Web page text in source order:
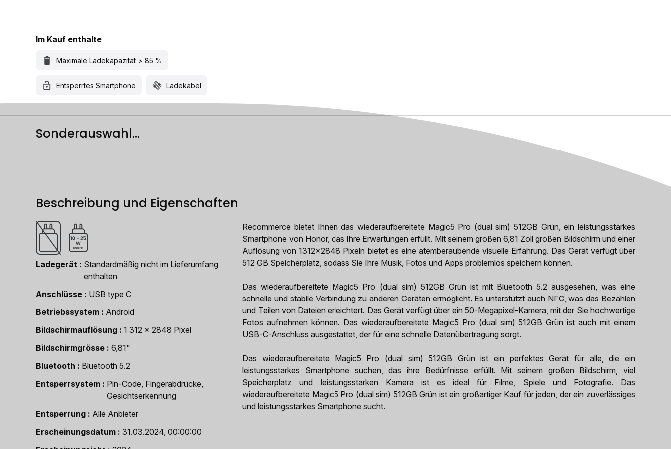
Im Kauf enthalte
Maximale Ladekapazität > 85 %
Entsperrtes Smartphone Ladekabel
Sonderauswahl...
Beschreibung und Eigenschaften
Ladegerät
Standardmäßig nicht im Lieferumfang
enthalten
Anschlüsse
USB type C
Betriebssystem
Android
Bildschirmauflösung
1 312 x 2848 Pixel
Bildschirmgrösse
6,81"
Bluetooth
Bluetooth 5.2
Entsperrsystem
Pin-Code, Fingerabdrücke,
Gesichtserkennung
Entsperrung
Alle Anbieter
Erscheinungsdatum
31.03.2024, 00:00:00
Recommerce bietet Ihnen das wiederaufbereitete Magic5 Pro (dual sim) 512GB Grün, ein leistungsstarkes
Smartphone von Honor, das Ihre Erwartungen erfüllt. Mit seinem großen 6,81 Zoll großen Bildschirm und einer
Auflösung von 1312x2848 Pixeln bietet es eine atemberaubende visuelle Erfahrung. Das Gerät verfügt über
512 GB Speicherplatz, sodass Sie Ihre Musik, Fotos und Apps problemlos speichern können.
Das wiederaufbereitete Magic5 Pro (dual sim) 512GB Grün ist mit Bluetooth 5.2 ausgesehen, was eine
schnelle und stabile Verbindung zu anderen Geräten ermöglicht. Es unterstützt auch NFC, was das Bezahlen
und Teilen von Dateien erleichtert. Das Gerät verfügt über ein 50-Megapixel-Kamera, mit der Sie hochwertige
Fotos aufnehmen können. Das wiederaufbereitete Magic5 Pro (dual sim) 512GB Grün ist auch mit einem
USB-C-Anschluss ausgestattet, der für eine schnelle Datenübertragung sorgt.
Das wiederaufbereitete Magic5 Pro (dual sim) 512GB Grün ist ein perfektes Gerät für alle, die ein
leistungsstarkes Smartphone suchen, das ihre Bedürfnisse erfüllt. Mit seinem großen Bildschirm, viel
Speicherplatz und leistungsstarken Kamera ist es ideal für Filme, Spiele und Fotografie. Das
wiederaufbereitete Magic5 Pro (dual sim) 512GB Grün ist ein großartiger Kauf für jeden, der ein zuverlässiges
und leistungsstarkes Smartphone sucht.